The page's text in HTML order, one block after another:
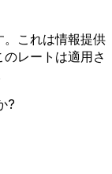
これは情報提供
レートは適用さ
?